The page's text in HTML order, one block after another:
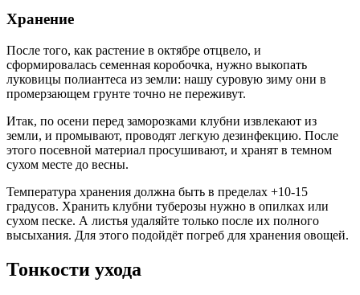
Хранение
После того, как растение в октябре отцвело, и
сформировалась семенная коробочка, нужно выкопать
луковицы полиантеса из земли: нашу суровую зиму они в
промерзающем грунте точно не переживут.
Итак, по осени перед заморозками клубни извлекают из
земли, и промывают, проводят легкую дезинфекцию. После
этого посевной материал просушивают, и хранят в темном
сухом месте до весны.
Температура хранения должна быть в пределах +10-15
градусов. Хранить клубни туберозы нужно в опилках или
сухом песке. А листья удаляйте только после их полного
высыхания. Для этого подойдёт погреб для хранения овощей.
Тонкости ухода